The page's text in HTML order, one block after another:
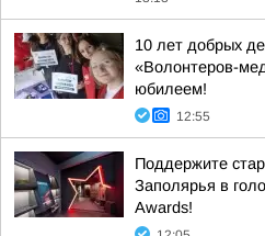
10 лет добрых
«Волонтеров-
юбилеем!
12:55
Поддержите
Заполярья в
Awards!